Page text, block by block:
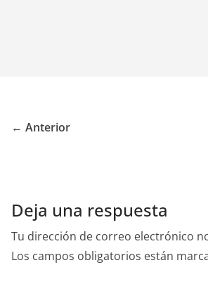
← Anterior
Deja una respuesta
Tu dirección de correo electrónico
Los campos obligatorios están